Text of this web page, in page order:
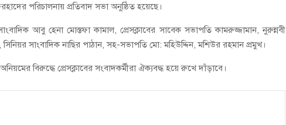
পরিচালনায় প্রতিবাদ সভা অনুষ্ঠিত হয়েছে।
আবু হেনা মোস্তফা কামাল, প্রেসক্লাবের সাবেক সভাপতি কামরুজ্জামান, নুরুন্নবী
সাংবাদিক নাছির পাঠান, সহ-সভাপতি মো: মহিউদ্দিন, মশিউর রহমান প্রমুখ।
বিরুদ্ধে প্রেসক্লাবের সংবাদকর্মীরা ঐক্যবদ্ধ হয়ে রুখে দাঁড়াবে।